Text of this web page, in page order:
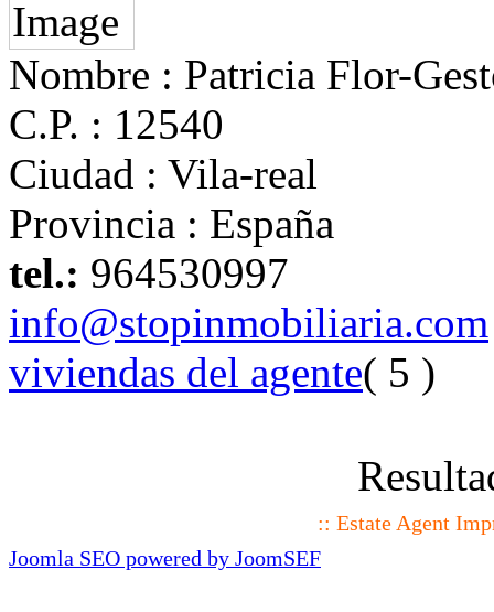
Nombre : Patricia Flor-
C.P. : 12540
Ciudad : Vila-real
Provincia : España
tel.: 964530997
info@stopinmobiliaria.com
viviendas del agente( 5 )
:: Estate Agent
Joomla SEO powered by JoomSEF